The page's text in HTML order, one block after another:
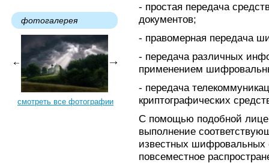
фотогалерея
смотреть все фотографии
- простая передача
документов;
- правомерная передача
- передача различных
применением
- передача
криптографических
С помощью подобной
выполнение
известных шифровальных
повсеместное